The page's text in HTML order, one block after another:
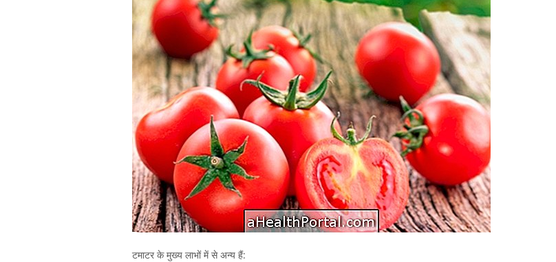
टमाटर के मुख्य लाभों में से अन्य हैं: